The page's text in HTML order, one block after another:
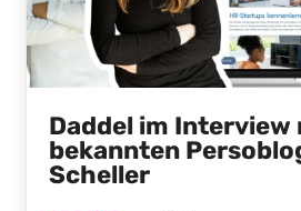
Daddel im Interview
bekannten
Scheller